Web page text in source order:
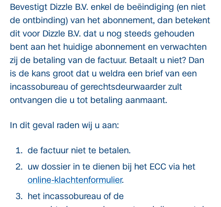
Bevestigt Dizzle B.V. enkel de beëindiging (en niet
de ontbinding) van het abonnement, dan betekent
dit voor Dizzle B.V. dat u nog steeds gehouden
bent aan het huidige abonnement en verwachten
zij de betaling van de factuur. Betaalt u niet? Dan
is de kans groot dat u weldra een brief van een
incassobureau of gerechtsdeurwaarder zult
ontvangen die u tot betaling aanmaant.
In dit geval raden wij u aan:
de factuur niet te betalen.
uw dossier in te dienen bij het ECC via het
online-klachtenformulier.
het incassobureau of de